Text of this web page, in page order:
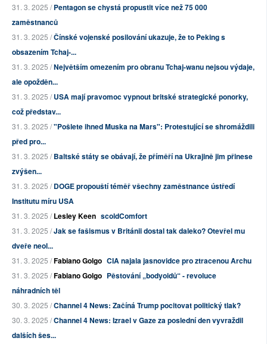
31. 3. 2025 /Pentagon se chystá propustit více než 75 000
zaměstnanců
31. 3. 2025 /Čínské vojenské posilování ukazuje, že to Peking s
obsazením Tchaj-...
31. 3. 2025 /Největším omezením pro obranu Tchaj-wanu nejsou výdaje,
ale opožděn...
31. 3. 2025 /USA mají pravomoc vypnout britské strategické ponorky,
což představ...
31. 3. 2025 /"Pošlete ihned Muska na Mars": Protestující se shromáždili
před pro...
31. 3. 2025 /Baltské státy se obávají, že příměří na Ukrajině jim přinese
zvýšen...
31. 3. 2025 /DOGE propouští téměř všechny zaměstnance ústředí
Institutu míru USA
31. 3. 2025 /Lesley Keen scoldComfort
31. 3. 2025 /Jak se fašismus v Británii dostal tak daleko? Otevřel mu
dveře neol...
31. 3. 2025 /Fabiano Golgo CIA najala jasnovidce pro ztracenou Archu
31. 3. 2025 /Fabiano Golgo Pěstování „bodyoidů“ - revoluce
náhradních těl
30. 3. 2025 /Channel 4 News: Začíná Trump pocitovat politický tlak?
30. 3. 2025 /Channel 4 News: Izrael v Gaze za poslední den vyvraždil
dalších šes...